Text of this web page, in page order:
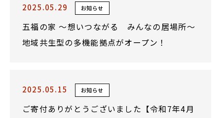
2025.05.29 お知らせ
五福の家 ～想いつながる みんなの居場所～
地域共生型の多機能拠点がオープン！
2025.05.15 お知らせ
ご寄付ありがとうございました【令和7年4月